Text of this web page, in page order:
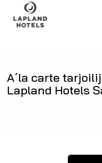
A´la carte
Lapland Hotels